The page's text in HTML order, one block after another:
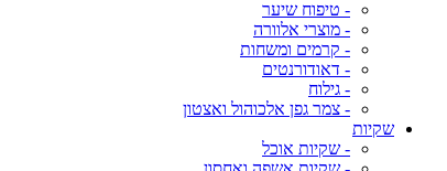
- טיפוח שיער
- מוצרי אלוורה
- קרמים ומשחות
- דאודורנטים
- גילוח
- צמר גפן אלכוהול ואצטון
שקיות
- שקיות אוכל